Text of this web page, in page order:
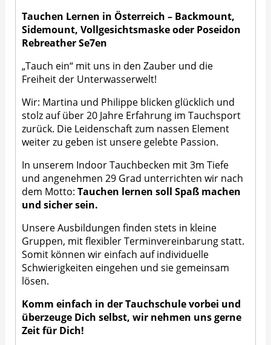
Tauchen Lernen in Österreich – Backmount,
Sidemount, Vollgesichtsmaske oder Poseidon
Rebreather Se7en
„Tauch ein“ mit uns in den Zauber und die
Freiheit der Unterwasserwelt!
Wir: Martina und Philippe blicken glücklich und
stolz auf über 20 Jahre Erfahrung im Tauchsport
zurück. Die Leidenschaft zum nassen Element
weiter zu geben ist unsere gelebte Passion.
In unserem Indoor Tauchbecken mit 3m Tiefe
und angenehmen 29 Grad unterrichten wir nach
dem Motto:Tauchen lernen soll Spaß machen
und sicher sein.
Unsere Ausbildungen finden stets in kleine
Gruppen, mit flexibler Terminvereinbarung statt.
Somit können wir einfach auf individuelle
Schwierigkeiten eingehen und sie gemeinsam
lösen.
Komm einfach in der Tauchschule vorbei und
überzeuge Dich selbst, wir nehmen uns gerne
Zeit für Dich!